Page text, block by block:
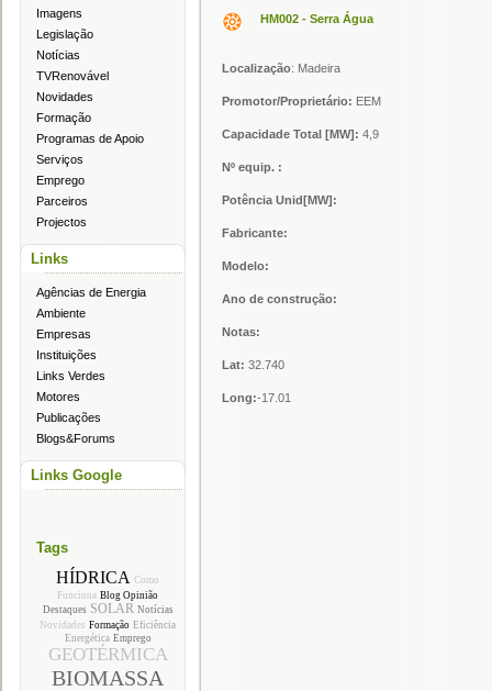
Imagens
Legislação
Notícias
TVRenovável
Novidades
Formação
Programas de Apoio
Serviços
Emprego
Parceiros
Projectos
Links
Agências de Energia
Ambiente
Empresas
Instituições
Links Verdes
Motores
Publicações
Blogs&Forums
Links Google
Tags
HÍDRICA Como
Funciona Blog Opinião
Destaques SOLAR Notícias
Novidades Formação Eficiência
Energética Emprego
GEOTÉRMICA
BIOMASSA
HM002 - Serra Água
Localização: Madeira
Promotor/Proprietário: EEM
Capacidade Total [MW]: 4,9
Nº equip. :
Potência Unid[MW]:
Fabricante:
Modelo:
Ano de construção:
Notas:
Lat: 32.740
Long:-17.01